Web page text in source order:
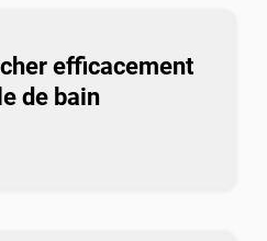
efficacement
de bain